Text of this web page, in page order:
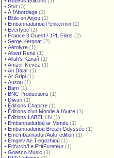
• Stur (3)
• À l'Abordage (2)
• Bible en Anjou (2)
• Embannadurioù Penkermin (2)
• Evertype (2)
• France 3 Ouest / JPL Films (2)
• Serge Kergoat (2)
• Aérolyre (1)
• Albert René (1)
• Allah's Kanañ (1)
• Amzer Nevez (1)
• An Dalar (1)
• Ar Gripi (1)
• Auzou (1)
• Barn (1)
• BNC Productions (1)
• Diwan (1)
• Éditions Chapitre (1)
• Éditions d'un Monde à l'Autre (1)
• Éditions LABEL LN (1)
• Embannadurioù ar Mendu (1)
• Embannadurioù Breizh Odyssée (1)
• Emembannadur/Auto-édition (1)
• Emglev An Tiegezhioù (1)
• Frifurch/Le P'titFureteur (1)
• Goasco Music (1)